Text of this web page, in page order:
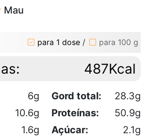
Mau
para 1 dose / para 100 g
487Kcal
6g Gord total:
28.3g
10.6g Proteínas:
50.9g
1.6g Açúcar:
2.1g